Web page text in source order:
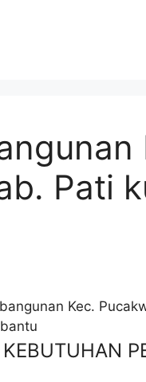
Pati
Kec.